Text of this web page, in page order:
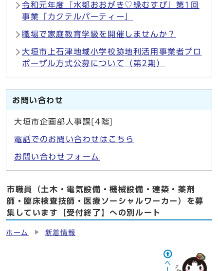
令和元年度『水都おおがき♡縁むすび』第1回
事業「カクテルパーティー」
職場で家庭教育学級を開催しませんか？
大垣市上石津地域小学校跡地利活用事業者プロ
ポーザル方式公募について（第2期）
お問い合わせ
大垣市企画部人事課[4階]
電話でのお問い合わせはこちら
お問い合わせフォーム
市職員（土木・電気設備・機械設備・建築・薬剤
師・臨床検査技師・医療ソーシャルワーカー）を募
集しています【受付終了】への別ルート
ホーム 新着情報